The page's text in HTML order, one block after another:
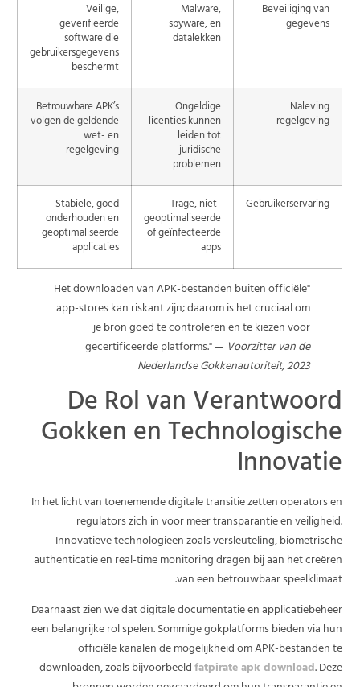
Beveiliging van
gegevens
Malware,
spyware, en
datalekken
Veilige,
geverifieerde
software die
gebruikersgegevens
beschermt
Naleving
regelgeving
Ongeldige
licenties kunnen
leiden tot
juridische
problemen
Betrouwbare APK’s
volgen de geldende
wet- en
regelgeving
Gebruikerservaring
Trage, niet-
geoptimaliseerde
of geïnfecteerde
apps
Stabiele, goed
onderhouden en
geoptimaliseerde
applicaties
"Het downloaden van APK-bestanden buiten officiële
app-stores kan riskant zijn; daarom is het cruciaal om
je bron goed te controleren en te kiezen voor
gecertificeerde platforms." — Voorzitter van de
Nederlandse Gokkenautoriteit, 2023
De Rol van Verantwoord
Gokken en Technologische
Innovatie
In het licht van toenemende digitale transitie zetten operators en
regulators zich in voor meer transparantie en veiligheid.
Innovatieve technologieën zoals versleuteling, biometrische
authenticatie en real-time monitoring dragen bij aan het creëren
van een betrouwbaar speelklimaat.
Daarnaast zien we dat digitale documentatie en applicatiebeheer
een belangrijke rol spelen. Sommige gokplatforms bieden via hun
officiële kanalen de mogelijkheid om APK-bestanden te
downloaden, zoals bijvoorbeeldfatpirate apk download. Deze